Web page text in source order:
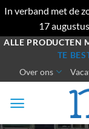
In verband met de
17
Ga
inhoud
ALLE PRODUCTEN
TE
Over ons